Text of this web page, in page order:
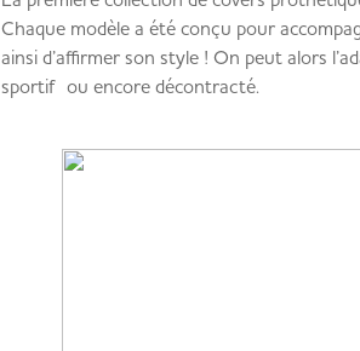
Chaque modèle a été conçu pour
ainsi d’affirmer son style ! On peut alors
sportif ou encore décontracté.